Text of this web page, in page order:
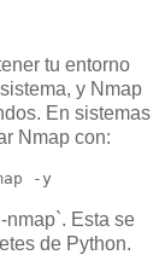
tu entorno
y Nmap
En sistemas
Nmap con:
-y
nmap`. Esta se
de Python.